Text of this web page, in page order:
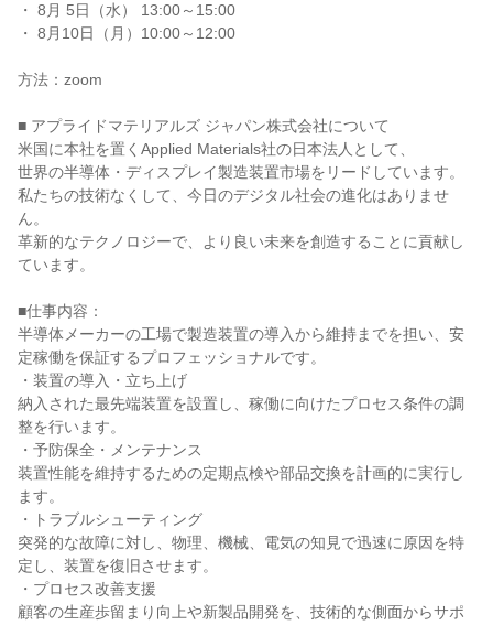
・ 8月 5日（水） 13:00～15:00
・ 8月10日（月）10:00～12:00
方法：zoom
■ アプライドマテリアルズ ジャパン株式会社について
米国に本社を置くApplied Materials社の日本法人として、
世界の半導体・ディスプレイ製造装置市場をリードしています。
私たちの技術なくして、今日のデジタル社会の進化はありませ
ん。
革新的なテクノロジーで、より良い未来を創造することに貢献し
ています。
■仕事内容：
半導体メーカーの工場で製造装置の導入から維持までを担い、安
定稼働を保証するプロフェッショナルです。
・装置の導入・立ち上げ
納入された最先端装置を設置し、稼働に向けたプロセス条件の調
整を行います。
・予防保全・メンテナンス
装置性能を維持するための定期点検や部品交換を計画的に実行し
ます。
・トラブルシューティング
突発的な故障に対し、物理、機械、電気の知見で迅速に原因を特
定し、装置を復旧させます。
・プロセス改善支援
顧客の生産歩留まり向上や新製品開発を、技術的な側面からサポ